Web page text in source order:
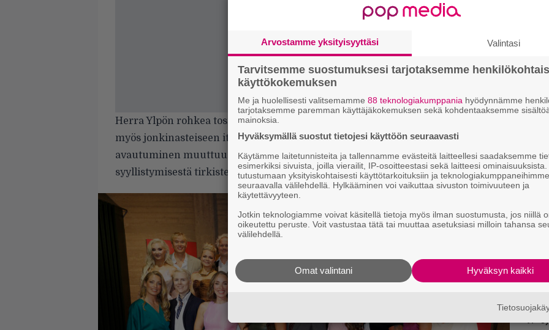
Herra Ylpön rohkea tosiasioiden toteaminen tuntuu vääjäämättä johtaneen
myös jonkinasteiseen itsesääliin. Kuulijalle Lovi-albumin yltiörehellinen
avautuminen muuttuu vähin erin kiusaantuneisuudeksi ja epäilyksi
syyllistymisestä tirkistelyyn.
Arvostamme yksityisyyttäsi Valintasi
Tarvitsemme suostumuksesi tarjotaksemme
käyttökokemuksen
Me ja huolellisesti valitsemamme 88 teknologiakumppania hyödynnämme
tarjotaksemme paremman käyttäjäkokemuksen sekä kohdentaaksemme
mainoksia.
Hyväksymällä suostut tietojesi käyttöön seuraavasti
Käytämme laitetunnisteita ja tallennamme evästeitä laitteellesi saadaksemme
esimerkiksi sivuista, joilla vierailit, IP-osoitteestasi sekä laitteesi
tutustumaan yksityiskohtaisesti käyttötarkoituksiin ja teknologiakumppaneihimme
seuraavalla välilehdellä. Hylkääminen voi vaikuttaa sivuston toimivuuteen ja
käytettävyyteen.
Jotkin teknologiamme voivat käsitellä tietoja myös ilman suostumusta, jos niillä
oikeutettu peruste. Voit vastustaa tätä tai muuttaa asetuksiasi milloin tahansa
välilehdellä.
Hyväksyn kaikki
Omat valintani